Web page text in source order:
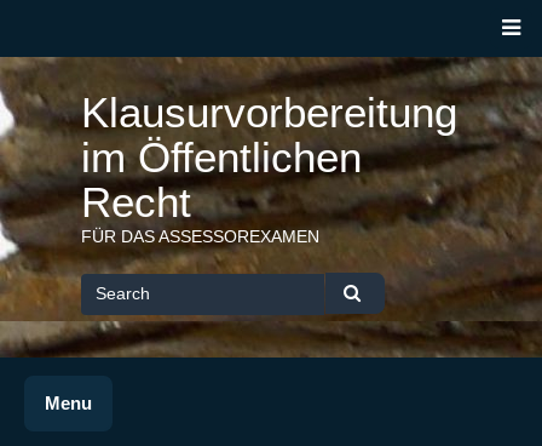
content
Klausurvorbereitung
im Öffentlichen
Recht
FÜR DAS ASSESSOREXAMEN
Search
for
Search
Menu